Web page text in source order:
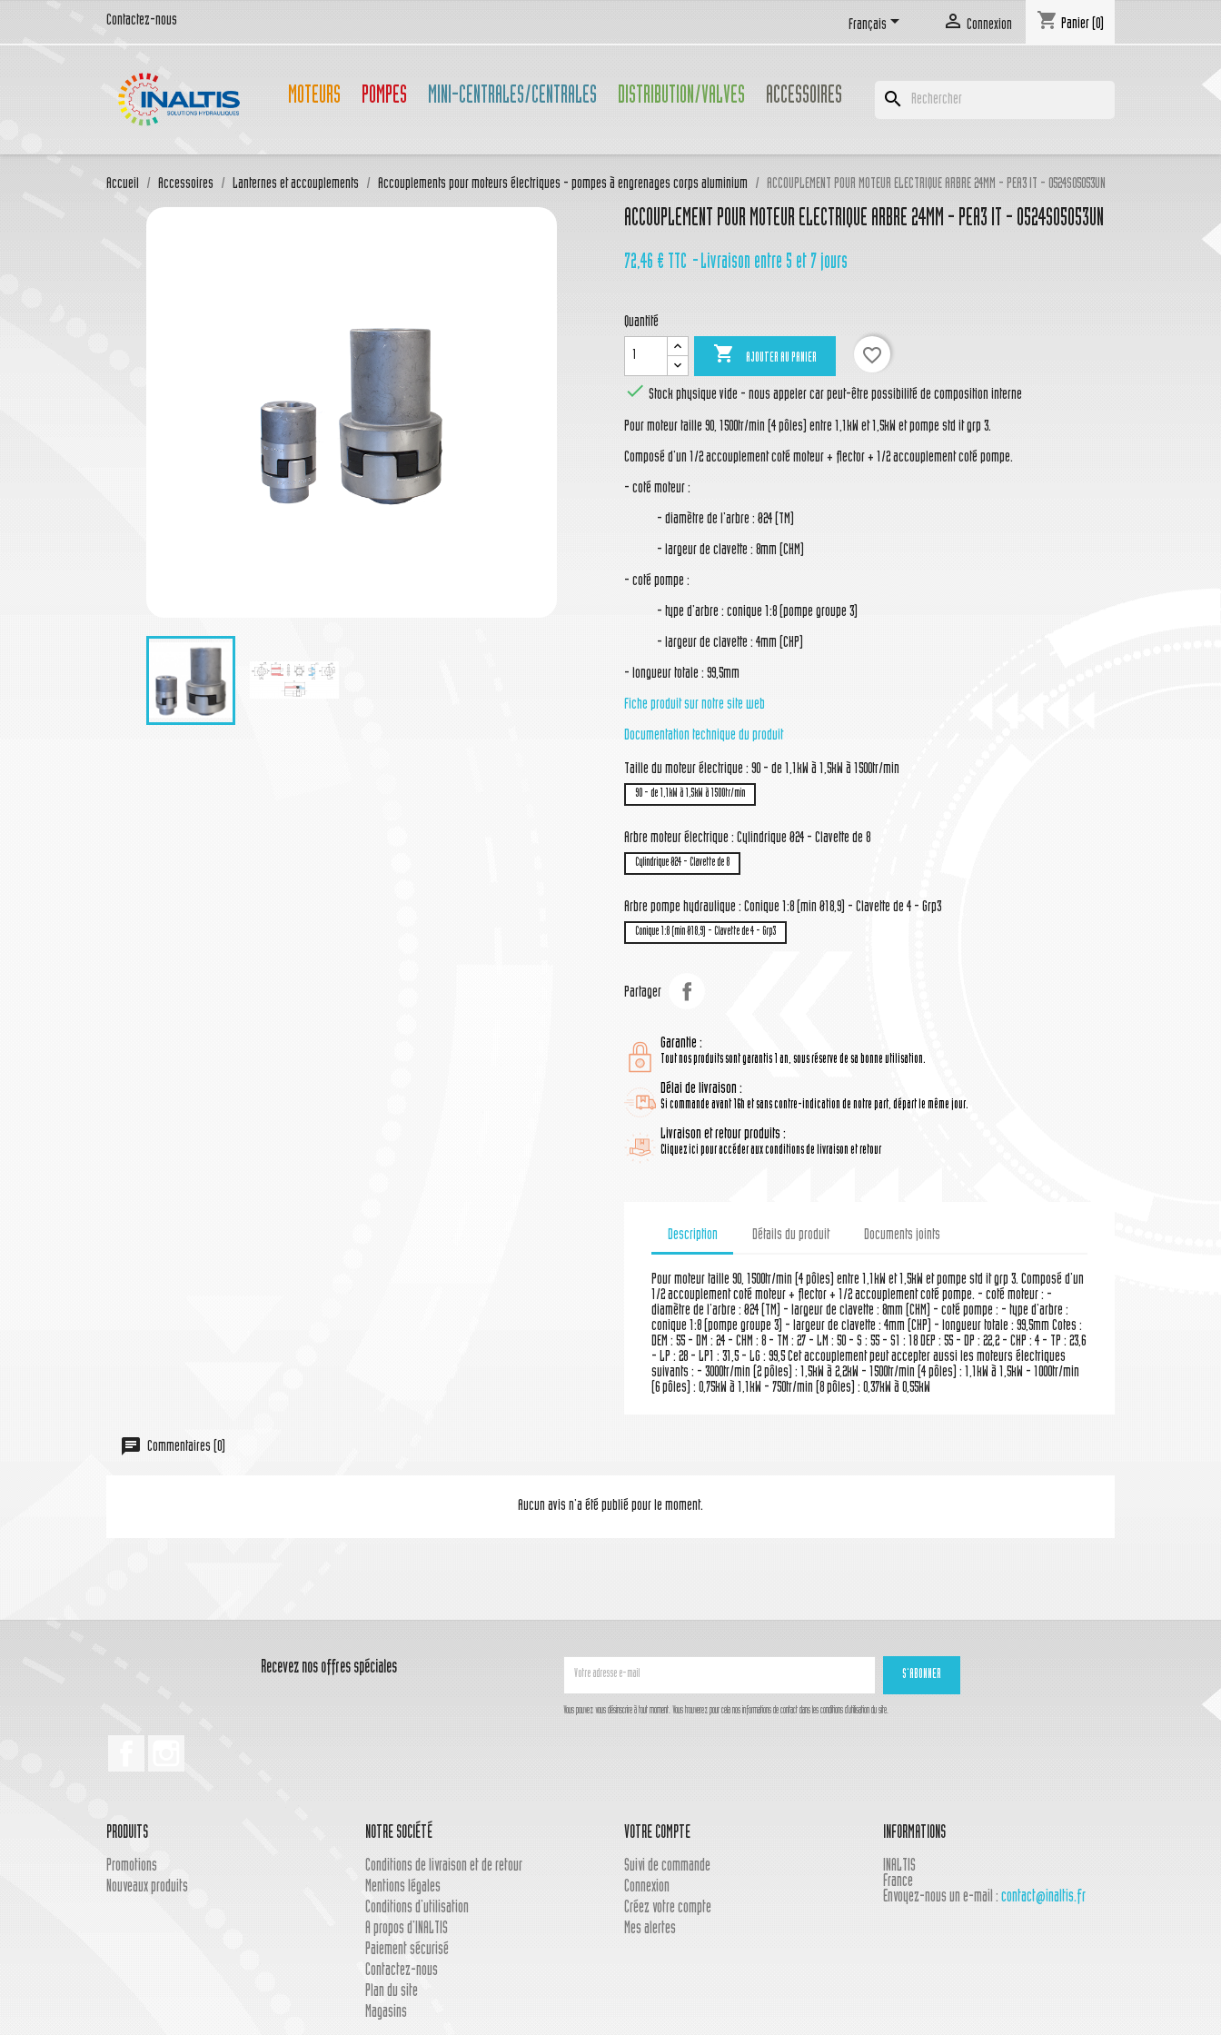
Contactez-nous Français  Connexion shopping_cart Panier (0)
MOTEURS POMPES MINI-CENTRALES/CENTRALES DISTRIBUTION/VALVES ACCESSOIRES search
Accueil Accessoires Lanternes et accouplements Accouplements pour moteurs électriques - pompes à engrenages corps aluminium ACCOUPLEMENT POUR MOTEUR ELECTRIQUE ARBRE 24MM - PEA3 IT - 0524S05053UN
ACCOUPLEMENT POUR MOTEUR ELECTRIQUE ARBRE 24MM - PEA3 IT - 0524S05053UN
72,46 € TTC Livraison entre 5 et 7 jours
Quantité
 AJOUTER AU PANIER
favorite_border
 Stock physique vide - nous appeler car peut-être possibilité de composition interne
Pour moteur taille 90, 1500tr/min (4 pôles) entre 1,1kW et 1,5kW et pompe std it grp 3.
Composé d'un 1/2 accouplement coté moteur + flector + 1/2 accouplement coté pompe.
- coté moteur :
- diamètre de l'arbre : Ø24 (TM)
- largeur de clavette : 8mm (CHM)
- coté pompe :
- type d'arbre : conique 1:8 (pompe groupe 3)
- largeur de clavette : 4mm (CHP)
- longueur totale : 99,5mm
Fiche produit sur notre site web
Documentation technique du produit
Taille du moteur électrique : 90 - de 1,1kW à 1,5kW à 1500tr/min
90 - de 1,1kW à 1,5kW à 1500tr/min
Arbre moteur électrique : Cylindrique Ø24 - Clavette de 8
Cylindrique Ø24 - Clavette de 8
Arbre pompe hydraulique : Conique 1:8 (min Ø18,9) - Clavette de 4 - Grp3
Conique 1:8 (min Ø18,9) - Clavette de 4 - Grp3
Partager
Garantie :
Tout nos produits sont garantis 1 an, sous réserve de sa bonne utilisation.
Délai de livraison :
Si commande avant 16h et sans contre-indication de notre part, départ le même jour.
Livraison et retour produits :
Cliquez ici pour accéder aux conditions de livraison et retour
Description Détails du produit Documents joints
Pour moteur taille 90, 1500tr/min (4 pôles) entre 1,1kW et 1,5kW et pompe std it grp 3. Composé d'un
1/2 accouplement coté moteur + flector + 1/2 accouplement coté pompe. - coté moteur : -
diamètre de l'arbre : Ø24 (TM) - largeur de clavette : 8mm (CHM) - coté pompe : - type d'arbre :
conique 1:8 (pompe groupe 3) - largeur de clavette : 4mm (CHP) - longueur totale : 99,5mm Cotes :
DEM : 55 - DM : 24 - CHM : 8 - TM : 27 - LM : 50 - S : 55 - S1 : 18 DEP : 55 - DP : 22,2 - CHP : 4 - TP : 23,6
- LP : 28 - LP1 : 31,5 - LG : 99,5 Cet accouplement peut accepter aussi les moteurs électriques
suivants : - 3000tr/min (2 pôles) : 1,5kW à 2,2kW - 1500tr/min (4 pôles) : 1,1kW à 1,5kW - 1000tr/min
(6 pôles) : 0,75kW à 1,1kW - 750tr/min (8 pôles) : 0,37kW à 0,55kW
Commentaires (0)
Aucun avis n'a été publié pour le moment.
Recevez nos offres spéciales
Vous pouvez vous désinscrire à tout moment. Vous trouverez pour cela nos informations de contact dans les conditions d'utilisation du site.
PRODUITS
Promotions
Nouveaux produits
NOTRE SOCIÉTÉ
Conditions de livraison et de retour
Mentions légales
Conditions d'utilisation
A propos d'INALTIS
Paiement sécurisé
Contactez-nous
Plan du site
Magasins
VOTRE COMPTE
Suivi de commande
Connexion
Créez votre compte
Mes alertes
INFORMATIONS
INALTIS
France
Envoyez-nous un e-mail : contact@inaltis.fr